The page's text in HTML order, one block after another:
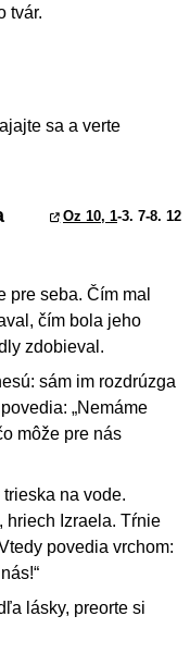
tvár.
sa a verte
Oz 10, 1-3. 7-8. 12
pre seba. Čím mal
čím bola jeho
zdobieval.
sám im rozdrúzga
„Nemáme
môže pre nás
na vode.
hriech Izraela. Tŕnie
povedia vrchom:
lásky, preorte si